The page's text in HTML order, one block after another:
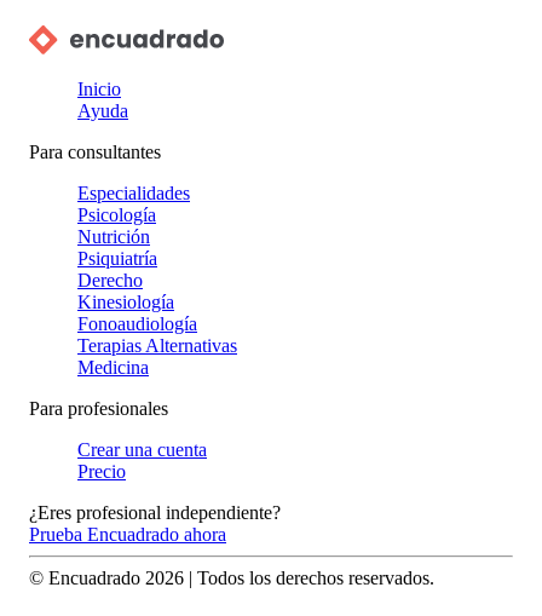
Inicio
Ayuda
Para consultantes
Especialidades
Psicología
Nutrición
Psiquiatría
Derecho
Kinesiología
Fonoaudiología
Terapias Alternativas
Medicina
Para profesionales
Crear una cuenta
Precio
¿Eres profesional independiente?
Prueba Encuadrado ahora
© Encuadrado 2026 | Todos los derechos reservados.